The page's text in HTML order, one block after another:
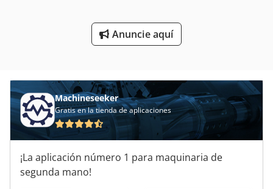
Sierras Para Corte De Metales
Áreas De Aplicación
Anuncie aquí
Machineseeker
Gratis en la tienda de aplicaciones
¡La aplicación número 1 para maquinaria de
segunda mano!